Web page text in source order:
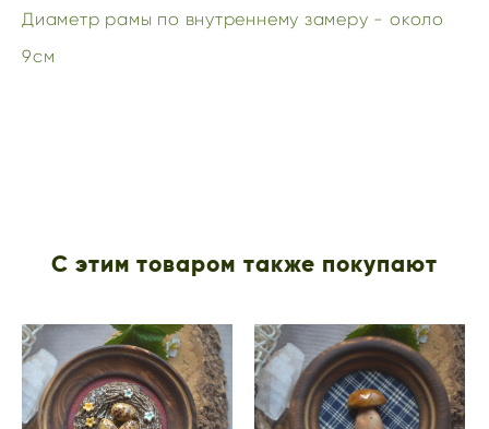
Диаметр рамы по внутреннему замеру - около
9см
С этим товаром также покупают